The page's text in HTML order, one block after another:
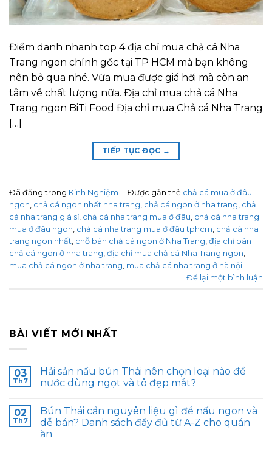
Điểm danh nhanh top 4 địa chỉ mua chả cá Nha
Trang ngon chính gốc tại TP HCM mà bạn không
nên bỏ qua nhé. Vừa mua được giá hời mà còn an
tâm về chất lượng nữa. Địa chỉ mua chả cá Nha
Trang ngon BiTi Food Địa chỉ mua Chả cá Nha Trang
[…]
TIẾP TỤC ĐỌC →
Đã đăng trong Kinh Nghiệm | Được gắn thẻ chả cá mua ở đâu
ngon chả cá ngon nhất nha trang chả cá ngon ở nha trang chả
cá nha trang giá sỉ chả cá nha trang mua ở đâu chả cá nha trang
mua ở đâu ngon chả cá nha trang mua ở đâu tphcm chả cá nha
trang ngon nhất chỗ bán chả cá ngon ở Nha Trang địa chỉ bán
chả cá ngon ở nha trang địa chỉ mua chả cá Nha Trang ngon
mua chả cá ngon ở nha trang mua chả cá nha trang ở hà nội
Để lại một bình luận
BÀI VIẾT MỚI NHẤT
03
Th7
Hải sản nấu bún Thái nên chọn loại nào để
nước dùng ngọt và tô đẹp mắt?
02
Th7
Bún Thái cần nguyên liệu gì để nấu ngon và
dễ bán? Danh sách đầy đủ từ A-Z cho quán
ăn